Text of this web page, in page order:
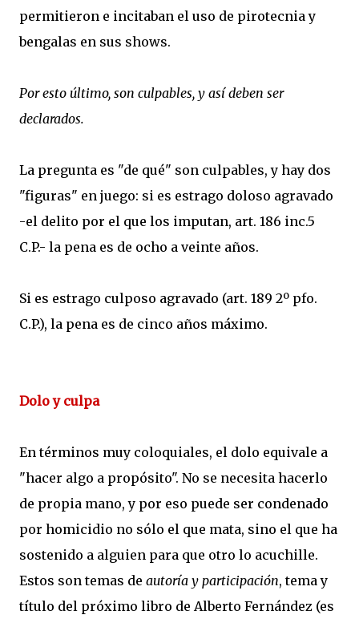
permitieron e incitaban el uso de pirotecnia y
bengalas en sus shows.
Por esto último, son culpables, y así deben ser
declarados.
La pregunta es "de qué" son culpables, y hay dos
"figuras" en juego: si es estrago doloso agravado
-el delito por el que los imputan, art. 186 inc.5
C.P.- la pena es de ocho a veinte años.
Si es estrago culposo agravado (art. 189 2º pfo.
C.P.), la pena es de cinco años máximo.
Dolo y culpa
En términos muy coloquiales, el dolo equivale a
"hacer algo a propósito". No se necesita hacerlo
de propia mano, y por eso puede ser condenado
por homicidio no sólo el que mata, sino el que ha
sostenido a alguien para que otro lo acuchille.
Estos son temas de autoría y participación, tema y
título del próximo libro de Alberto Fernández (es